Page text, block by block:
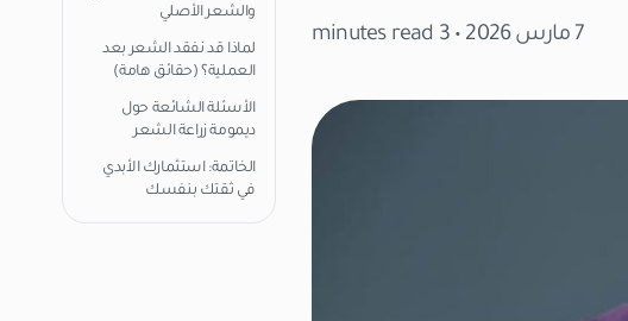
والشعر الأصلي
لماذا قد نفقد الشعر بعد
العملية؟ (حقائق هامة)
الأسئلة الشائعة حول
ديمومة زراعة الشعر
الخاتمة: استثمارك الأبدي
في ثقتك بنفسك
7 مارس 2026 • 3 minutes read